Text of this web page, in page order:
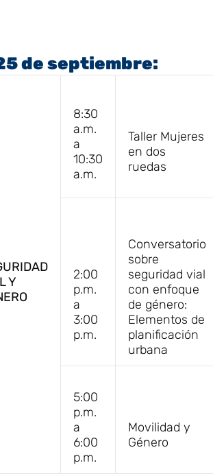
de septiembre:
Y
8:30
a.m.
a
10:30
a.m.
Taller Mujeres
en dos
ruedas
2:00
p.m.
a
3:00
p.m.
Conversatorio
sobre
seguridad vial
con enfoque
de género:
Elementos de
planificación
urbana
5:00
p.m.
a
6:00
p.m.
Movilidad y
Género